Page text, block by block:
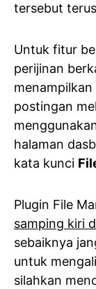
tersebut
Untuk fitur
perijinan
postingan
halaman
kata kunci
Plugin File
samping kiri
sebaiknya
untuk
silahkan